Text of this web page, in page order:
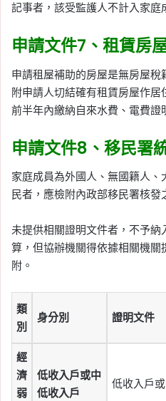
記事者，該受監護人不計入家庭
申請文件7、租賃房
申請租屋補助的房屋是無房屋
附申請人切結確有租賃房屋作
前半年內繳納自來水費、電費證
申請文件8、移民署
家庭成員為外國人、無國籍人
民者，應檢附內政部移民署核發
未提供相關證明文件者，不予
算，但協辦機關得依據相關機
附。
類
別
身分別 證明文件
經
濟
弱
低收入戶或中
低收入戶
低收入戶